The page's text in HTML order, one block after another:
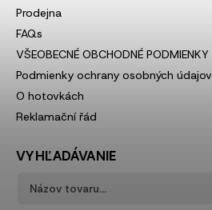
Prodejna
FAQs
VŠEOBECNÉ OBCHODNÉ PODMIENKY
Podmienky ochrany osobných údajov
O hotovkách
Reklamační řád
VYHĽADÁVANIE